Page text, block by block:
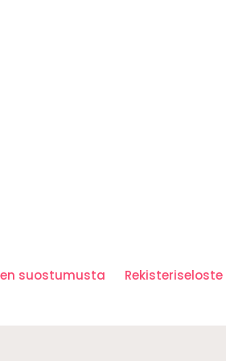
suostumusta Rekisteriseloste